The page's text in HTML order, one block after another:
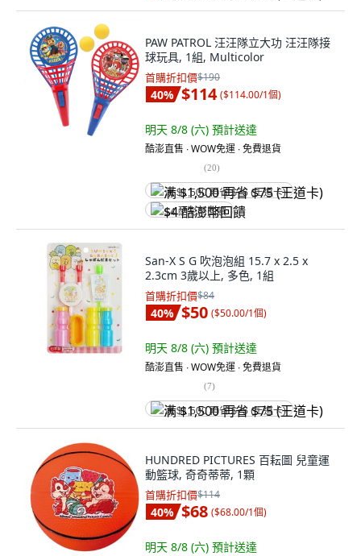
PAW PATROL 汪汪隊立大功 汪汪隊接
球玩具, 1組, Multicolor
首購折扣價$190
40% $114 ($114.00/1個)
明天 8/8 (六) 預計送達
酷澎直售 ∙ WOW免運 ∙ 免費退貨
(20)
满 $1,500 再省 $75 (王道卡)
$4 酷澎幣回饋
San-X S G 吹泡泡組 15.7 x 2.5 x
2.3cm 3歲以上, 多色, 1組
首購折扣價$84
40% $50 ($50.00/1個)
明天 8/8 (六) 預計送達
酷澎直售 ∙ WOW免運 ∙ 免費退貨
(7)
满 $1,500 再省 $75 (王道卡)
HUNDRED PICTURES 百耘圖 兒童運
動籃球, 奇奇蒂蒂, 1顆
首購折扣價$114
40% $68 ($68.00/1個)
明天 8/8 (六) 預計送達